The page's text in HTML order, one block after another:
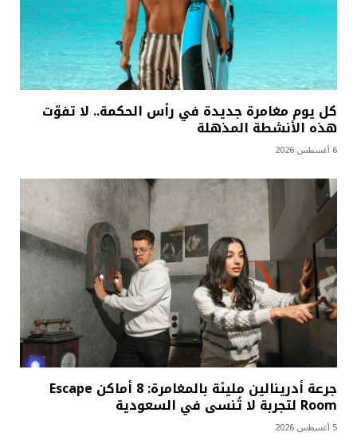
كل يوم مغامرة جديدة في رأس الحكمة.. لا تفوّت
هذه الأنشطة المذهلة
6 أغسطس 2026
جرعة أدرينالين مليئة بالمغامرة: 8 أماكن Escape
Room لتجربة لا تُنسى في السعودية
5 أغسطس 2026